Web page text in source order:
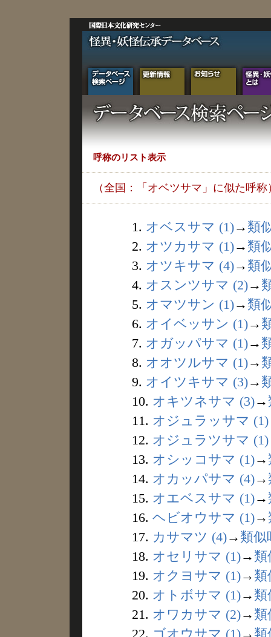
呼称のリスト表示
（全国：「オベツサマ」に似た呼称
1. オベスサマ (1)→ 類
2. オツカサマ (1)→ 類
3. オツキサマ (4)→ 類
4. オスンツサマ (2)→
5. オマツサン (1)→ 類
6. オイベッサン (1)→
7. オガッパサマ (1)→
8. オオツルサマ (1)→
9. オイツキサマ (3)→
10. オキツネサマ (3)→
11. オジュラッサマ (1)
12. オジュラツサマ (1)
13. オシッコサマ (1)→
14. オカッパサマ (4)→
15. オエベスサマ (1)→
16. ヘビオウサマ (1)→
17. カサマツ (4)→ 類似
18. オセリサマ (1)→ 類
19. オクヨサマ (1)→ 類
20. オトボサマ (1)→ 類
21. オワカサマ (2)→ 類
22. ゴオウサマ (1)→ 類